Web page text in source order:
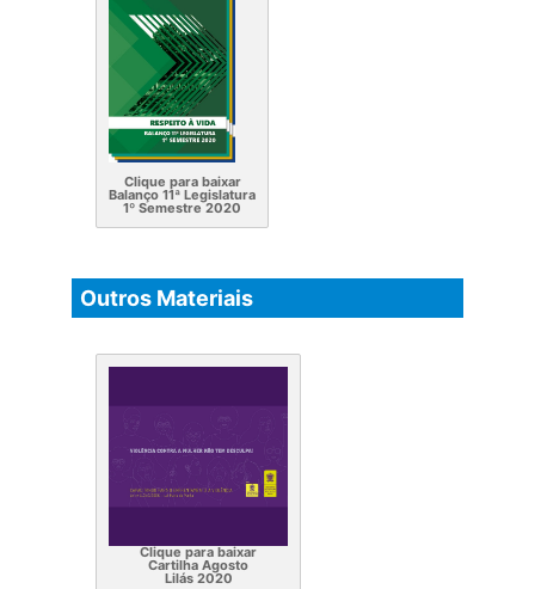
Clique para baixar
Balanço 11ª Legislatura
1º Semestre 2020
Outros Materiais
Clique para baixar
Cartilha Agosto
Lilás 2020